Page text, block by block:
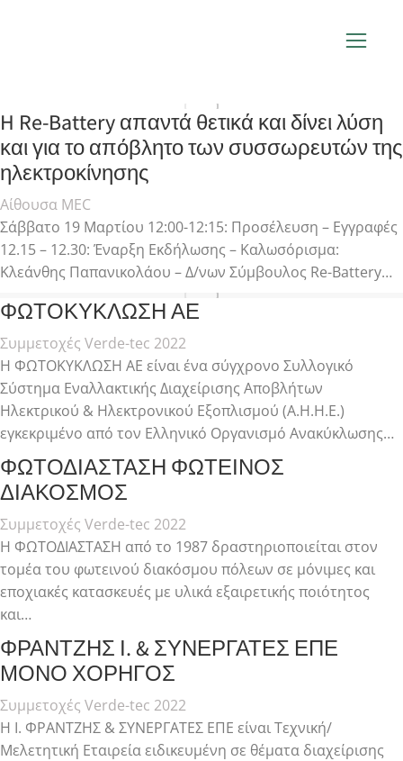
H Re-Battery απαντά θετικά και δίνει λύση
και για το απόβλητο των συσσωρευτών της
ηλεκτροκίνησης
Αίθουσα MEC
Σάββατο 19 Μαρτίου 12:00-12:15: Προσέλευση – Εγγραφές
12.15 – 12.30: Έναρξη Εκδήλωσης – Καλωσόρισμα:
Κλεάνθης Παπανικολάου – Δ/νων Σύμβουλος Re-Battery…
ΦΩΤΟΚΥΚΛΩΣΗ ΑΕ
Συμμετοχές Verde-tec 2022
Η ΦΩΤΟΚΥΚΛΩΣΗ ΑΕ είναι ένα σύγχρονο Συλλογικό
Σύστημα Εναλλακτικής Διαχείρισης Αποβλήτων
Ηλεκτρικού & Ηλεκτρονικού Εξοπλισμού (Α.Η.Η.Ε.)
εγκεκριμένο από τον Ελληνικό Οργανισμό Ανακύκλωσης…
ΦΩΤΟΔΙΑΣΤΑΣΗ ΦΩΤΕΙΝΟΣ
ΔΙΑΚΟΣΜΟΣ
Συμμετοχές Verde-tec 2022
Η ΦΩΤΟΔΙΑΣΤΑΣΗ από το 1987 δραστηριοποιείται στον
τομέα του φωτεινού διακόσμου πόλεων σε μόνιμες και
εποχιακές κατασκευές με υλικά εξαιρετικής ποιότητος
και…
ΦΡΑΝΤΖΗΣ Ι. & ΣΥΝΕΡΓΑΤΕΣ ΕΠΕ
ΜΟΝΟ ΧΟΡΗΓΟΣ
Συμμετοχές Verde-tec 2022
Η Ι. ΦΡΑΝΤΖΗΣ & ΣΥΝΕΡΓΑΤΕΣ ΕΠΕ είναι Τεχνική/
Μελετητική Εταιρεία ειδικευμένη σε θέματα διαχείρισης